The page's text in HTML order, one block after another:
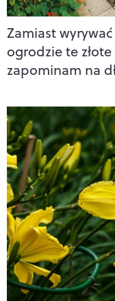
Zamiast
ogrodzie te
zapominam na